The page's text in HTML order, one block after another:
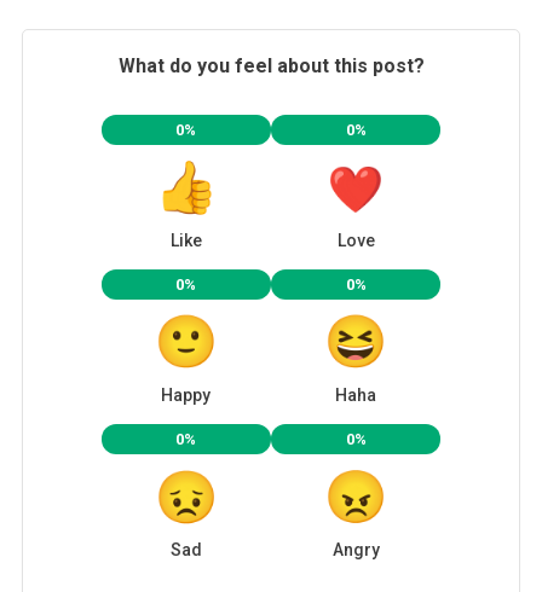
What do you feel about this post?
0%
Like
0%
Love
0%
Happy
0%
Haha
0%
Sad
0%
Angry